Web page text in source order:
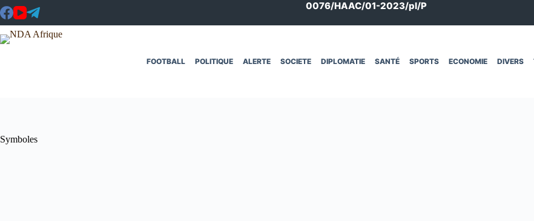
Passer
au
contenu
0076/HAAC/01-2023/pl/P
FOOTBALL POLITIQUE ALERTE SOCIETE DIPLOMATIE SANTÉ SPORTS ECONOMIE DIVERS
Symboles